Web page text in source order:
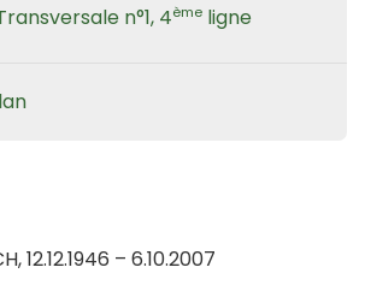
n°1, 4ème ligne
12.12.1946 – 6.10.2007